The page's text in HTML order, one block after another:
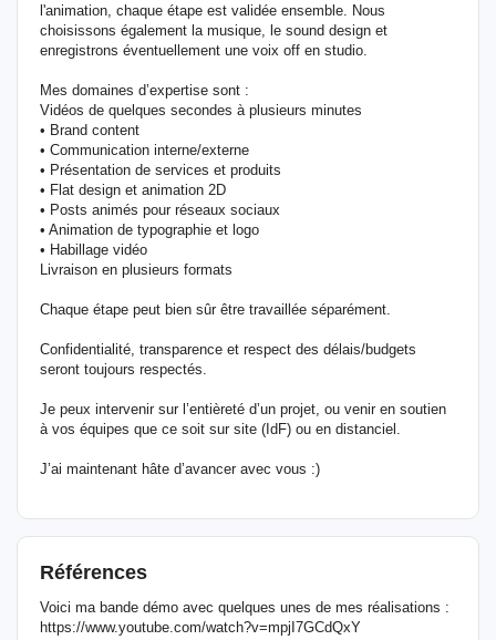
l'animation, chaque étape est validée ensemble. Nous
choisissons également la musique, le sound design et
enregistrons éventuellement une voix off en studio.
Mes domaines d’expertise sont :
Vidéos de quelques secondes à plusieurs minutes
• Brand content
• Communication interne/externe
• Présentation de services et produits
• Flat design et animation 2D
• Posts animés pour réseaux sociaux
• Animation de typographie et logo
• Habillage vidéo
Livraison en plusieurs formats
Chaque étape peut bien sûr être travaillée séparément.
Confidentialité, transparence et respect des délais/budgets
seront toujours respectés.
Je peux intervenir sur l’entièreté d’un projet, ou venir en soutien
à vos équipes que ce soit sur site (IdF) ou en distanciel.
J’ai maintenant hâte d’avancer avec vous :)
Références
Voici ma bande démo avec quelques unes de mes réalisations :
https://www.youtube.com/watch?v=mpjI7GCdQxY